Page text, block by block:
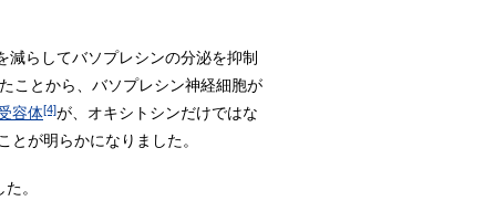
らしてバソプレシンの分泌を抑制
ことから、バソプレシン神経細胞が
容体[4]が、オキシトシンだけではな
とが明らかになりました。
。